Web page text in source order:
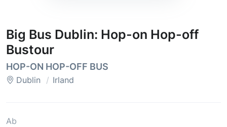
Big Bus Dublin: Hop-on Hop-off
Bustour
HOP-ON HOP-OFF BUS
Dublin Irland
Ab